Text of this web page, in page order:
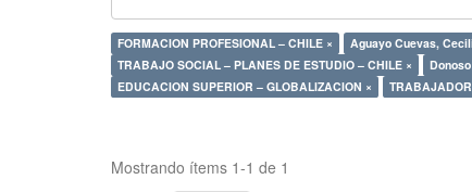
FORMACION PROFESIONAL – CHILE × Aguayo Cuevas,
TRABAJO SOCIAL – PLANES DE ESTUDIO – CHILE ×
EDUCACION SUPERIOR – GLOBALIZACION ×
Mostrando ítems 1-1 de 1